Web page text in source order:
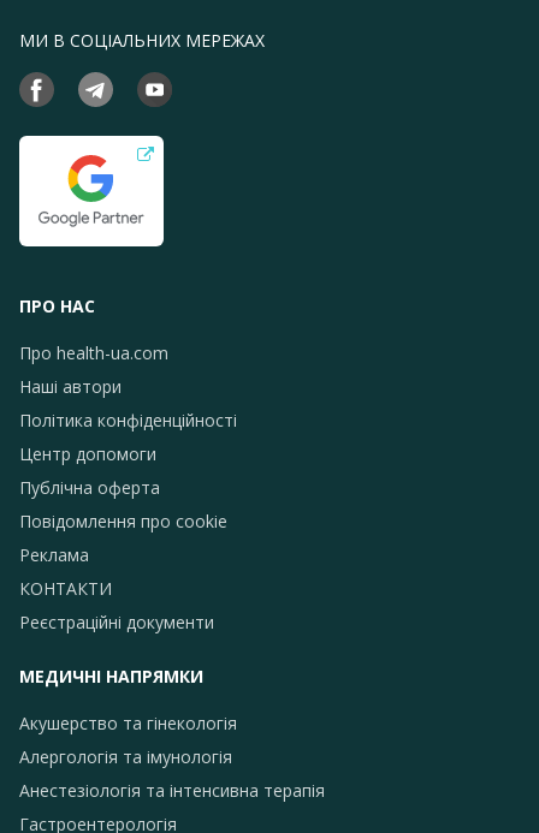
МИ В СОЦІАЛЬНИХ МЕРЕЖАХ
ПРО НАС
Про health-ua.com
Наші автори
Політика конфіденційності
Центр допомоги
Публічна оферта
Повідомлення про сookie
Реклама
КОНТАКТИ
Реєстраційні документи
МЕДИЧНІ НАПРЯМКИ
Акушерство та гінекологія
Алергологія та імунологія
Анестезіологія та інтенсивна терапія
Гастроентерологія